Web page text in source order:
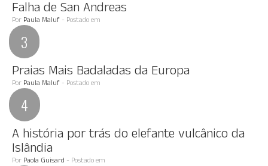
Falha de San Andreas
Por Paula Maluf - Postado em
Praias Mais Badaladas da Europa
Por Paula Maluf - Postado em
A história por trás do elefante vulcânico da
Islândia
Por Paola Guisard - Postado em